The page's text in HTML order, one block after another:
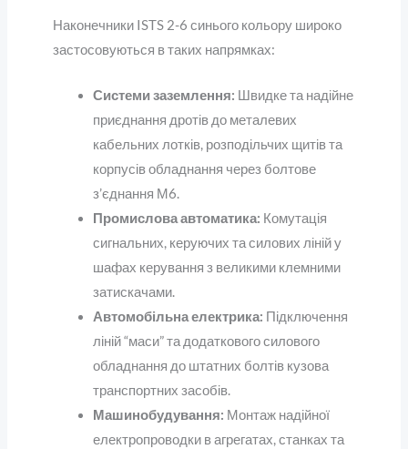
Наконечники ISTS 2-6 синього кольору широко
застосовуються в таких напрямках:
Системи заземлення: Швидке та надійне
приєднання дротів до металевих
кабельних лотків, розподільчих щитів та
корпусів обладнання через болтове
з’єднання М6.
Промислова автоматика: Комутація
сигнальних, керуючих та силових ліній у
шафах керування з великими клемними
затискачами.
Автомобільна електрика: Підключення
ліній “маси” та додаткового силового
обладнання до штатних болтів кузова
транспортних засобів.
Машинобудування: Монтаж надійної
електропроводки в агрегатах, станках та